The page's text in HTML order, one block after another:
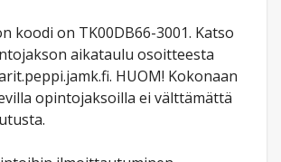
koodi on TK00DB66-3001. Katso
aikataulu osoitteesta
HUOM! Kokonaan
opintojaksoilla ei välttämättä